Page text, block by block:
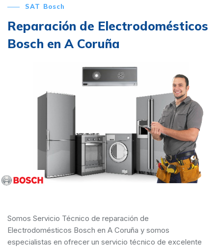
SAT Bosch
Reparación de Electrodomésticos
Bosch en A Coruña
Somos Servicio Técnico de reparación de
Electrodomésticos Bosch en A Coruña y somos
especialistas en ofrecer un servicio técnico de excelente